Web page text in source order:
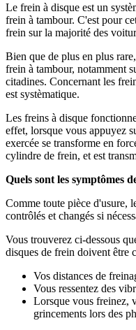
Le frein à disque est un
frein à tambour. C'est pour
frein sur la majorité des
Bien que de plus en plus
frein à tambour, notamment
citadines. Concernant les
est systèmatique.
Les freins à disque
effet, lorsque vous appuyez
exercée se transforme en
cylindre de frein, et est
Quels sont les symptômes
Comme toute pièce d'usure,
contrôlés et changés si
Vous trouverez ci-dessous
disques de frein doivent être
Vos distances de
Vous ressentez des
Lorsque vous freinez,
grincements lors des